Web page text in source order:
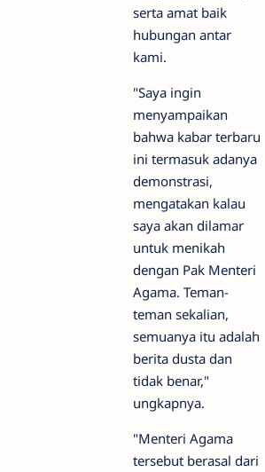
serta amat baik
hubungan antar
kami.
"Saya ingin
menyampaikan
bahwa kabar terbaru
ini termasuk adanya
demonstrasi,
mengatakan kalau
saya akan dilamar
untuk menikah
dengan Pak Menteri
Agama. Teman-
teman sekalian,
semuanya itu adalah
berita dusta dan
tidak benar,"
ungkapnya.
"Menteri Agama
tersebut berasal dari